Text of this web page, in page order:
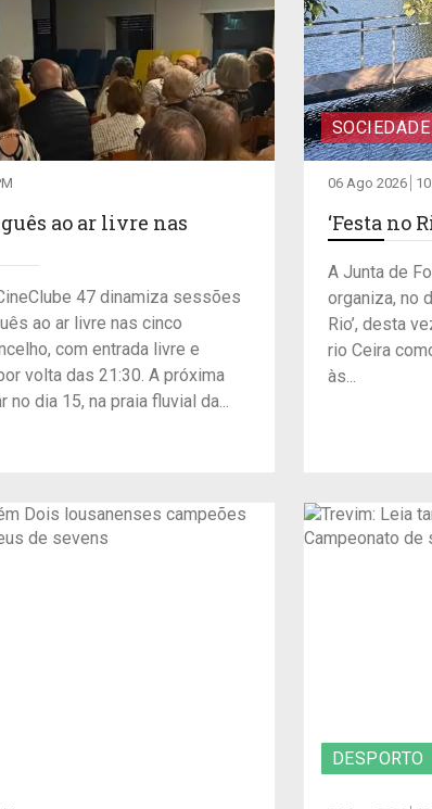
ao ar livre nas
47 dinamiza sessões
ao ar livre nas cinco
com entrada livre e
volta das 21:30. A próxima
no dia 15, na praia fluvial da...
SOCIEDADE
06 Ago 2026
‘Festa no
A Junta de
organiza, no
Rio’, desta
rio Ceira
às...
DESPORTO